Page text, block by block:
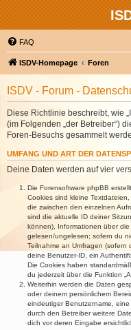
FAQ
ISDV-Homepage Foren
ISDV - Forum -
Diese Richtlinie beschreibt, wie
(im Folgenden „der Betreiber“)
Foren-Besuchs gesammelt
UMFANG UND ART DER
Deine Daten werden auf vier
Die Forensoftware phpBB
Cookies sind kleine
die zwischen den einzelnen
sind die aktuelle ID deiner
können), Informationen über
gelesen/ungelesen; sofern du
Teilnahme an Umfragen (sofern
deine Benutzer-ID, ein
Die Cookies haben
du jederzeit über die Funktion
Weiterhin werden die Daten
oder deinem persönlichem
eindeutiger Benutzername,
durch den Betreiber weitere
dich vor deren Eingabe